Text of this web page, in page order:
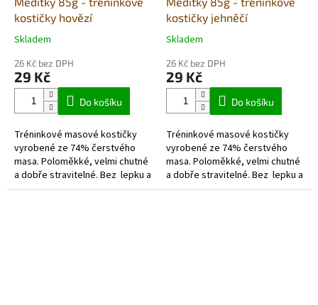
kostičky hovězí
Průměrné
produktu
je
hvězdiček.
Skladem
26 Kč bez DPH
29 Kč
Do košíku
Tréninkové masové kostičky
vyrobené ze 74% čerstvého
masa. Poloměkké, velmi chutné
a dobře stravitelné. Bez lepku a
hypoalergenní.
kostičky jehněčí
Průměrné
produktu
je
hvězdiček.
Skladem
26 Kč bez DPH
29 Kč
Do košíku
Tréninkové masové kostičky
vyrobené ze 74% čerstvého
masa. Poloměkké, velmi chutné
a dobře stravitelné. Bez lepku a
hypoalergenní.